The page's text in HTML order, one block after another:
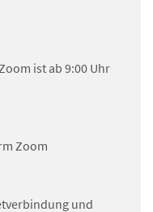
ist ab 9:00 Uhr
Zoom
und